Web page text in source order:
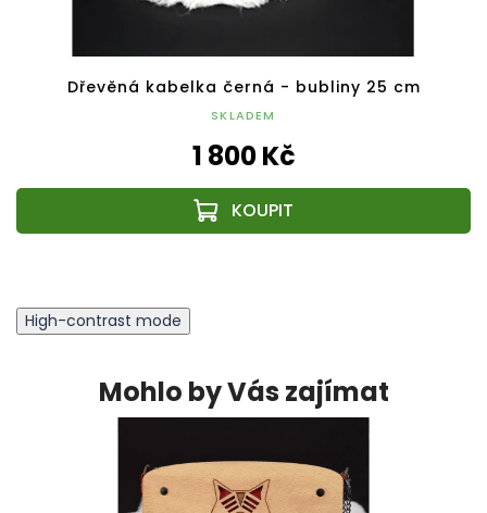
Dřevěná kabelka černá - bubliny 25 cm
SKLADEM
1 800 Kč
High-contrast mode
Mohlo by Vás zajímat